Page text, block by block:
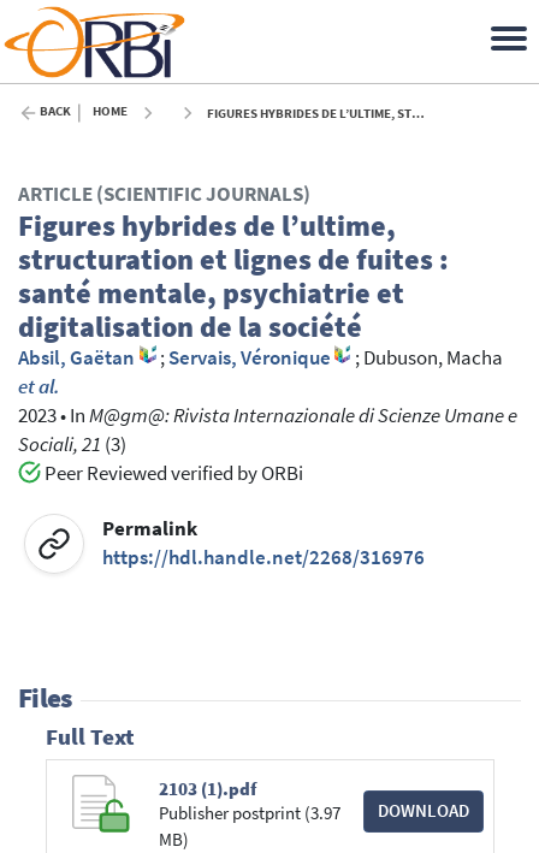
BACK HOME FIGURES HYBRIDES DE L’ULTIME, STRUCTURATION ET LIGNES DE FUITES : SANTÉ MENTALE, PSYCHIATRIE ET DIGITALISATION DE LA SOCIÉTÉ - 2023
ARTICLE (SCIENTIFIC JOURNALS)
Figures hybrides de l’ultime,
structuration et lignes de fuites :
santé mentale, psychiatrie et
digitalisation de la société
Absil, Gaëtan ;Servais, Véronique ;Dubuson, Macha
et al.
2023•InM@gm@: Rivista Internazionale di Scienze Umane e
Sociali, 21 (3)
Peer Reviewed verified by ORBi
Permalink
https://hdl.handle.net/2268/316976
Files
Full Text
2103 (1).pdf
Publisher postprint (3.97
MB)
DOWNLOAD